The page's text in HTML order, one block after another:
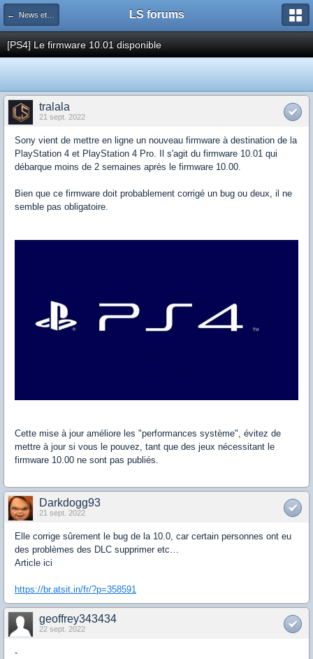
← News et actualités postées sur LS LS forums
[PS4] Le firmware 10.01 disponible
tralala
21 sept. 2022
Sony vient de mettre en ligne un nouveau firmware à destination de la
PlayStation 4 et PlayStation 4 Pro. Il s'agit du firmware 10.01 qui
débarque moins de 2 semaines après le firmware 10.00.
Bien que ce firmware doit probablement corrigé un bug ou deux, il ne
semble pas obligatoire.
Cette mise à jour améliore les "performances système", évitez de
mettre à jour si vous le pouvez, tant que des jeux nécessitant le
firmware 10.00 ne sont pas publiés.
Darkdogg93
21 sept. 2022
Elle corrige sûrement le bug de la 10.0, car certain personnes ont eu
des problèmes des DLC supprimer etc…
Article ici
https://br.atsit.in/fr/?p=358591
geoffrey343434
22 sept. 2022
-